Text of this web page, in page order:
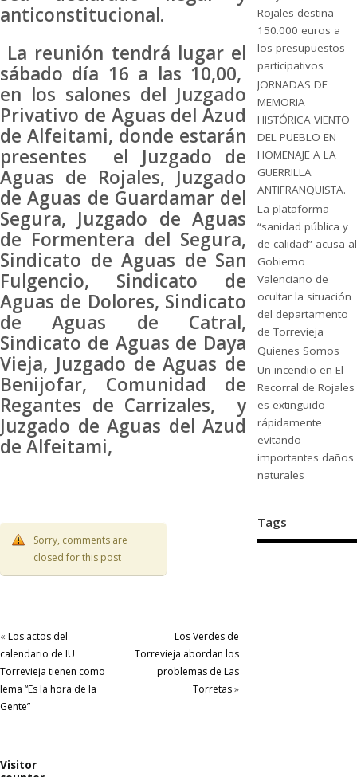
anticonstitucional.
La reunión tendrá lugar el
sábado día 16 a las 10,00,
en los salones del Juzgado
Privativo de Aguas del Azud
de Alfeitami, donde estarán
presentes el Juzgado de
Aguas de Rojales, Juzgado
de Aguas de Guardamar del
Segura, Juzgado de Aguas
de Formentera del Segura,
Sindicato de Aguas de San
Fulgencio, Sindicato de
Aguas de Dolores, Sindicato
de Aguas de Catral,
Sindicato de Aguas de Daya
Vieja, Juzgado de Aguas de
Benijofar, Comunidad de
Regantes de Carrizales, y
Juzgado de Aguas del Azud
de Alfeitami,
Sorry, comments are
closed for this post
« Los actos del
calendario de IU
Torrevieja tienen como
lema “Es la hora de la
Gente”
Los Verdes de
Torrevieja abordan los
problemas de Las
Torretas»
Rojales destina
150.000 euros a
los presupuestos
participativos
JORNADAS DE
MEMORIA
HISTÓRICA VIENTO
DEL PUEBLO EN
HOMENAJE A LA
GUERRILLA
ANTIFRANQUISTA.
La plataforma
“sanidad pública y
de calidad” acusa al
Gobierno
Valenciano de
ocultar la situación
del departamento
de Torrevieja
Quienes Somos
Un incendio en El
Recorral de Rojales
es extinguido
rápidamente
evitando
importantes daños
naturales
Tags
Visitor